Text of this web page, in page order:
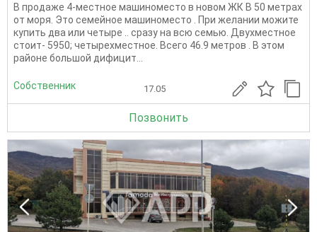
В продаже 4-местное машиноместо в новом ЖК В 50 метрах
от моря. Это семейное машиноместо . При желании можите
купить два или четыре .. сразу на всю семью. Двухместное
стоит- 5950; четырехместное. Всего 46.9 метров . В этом
районе большой дифицит...
Собственник 17.05
Позвонить